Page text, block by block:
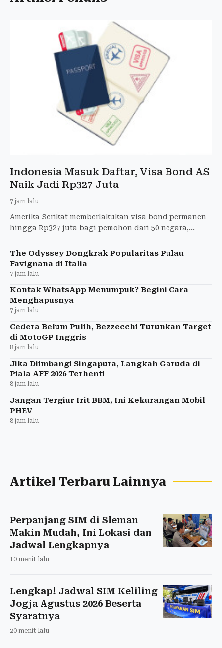
Indonesia Masuk Daftar, Visa Bond AS
Naik Jadi Rp327 Juta
7 jam lalu
Amerika Serikat memberlakukan visa bond permanen
hingga Rp327 juta bagi pemohon dari 50 negara,
The Odyssey Dongkrak Popularitas Pulau
Favignana di Italia
7 jam lalu
Kontak WhatsApp Menumpuk? Begini Cara
Menghapusnya
7 jam lalu
Cedera Belum Pulih, Bezzecchi Turunkan Target
di MotoGP Inggris
8 jam lalu
Jika Diimbangi Singapura, Langkah Garuda di
Piala AFF 2026 Terhenti
8 jam lalu
Jangan Tergiur Irit BBM, Ini Kekurangan Mobil
PHEV
8 jam lalu
Artikel Terbaru Lainnya
Perpanjang SIM di Sleman
Makin Mudah, Ini Lokasi dan
Jadwal Lengkapnya
10 menit lalu
Lengkap! Jadwal SIM Keliling
Jogja Agustus 2026 Beserta
Syaratnya
20 menit lalu